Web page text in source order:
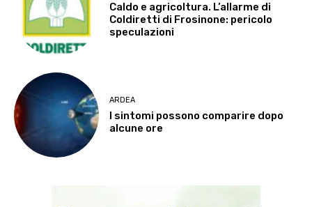
Caldo e agricoltura. L’allarme di
Coldiretti di Frosinone: pericolo
speculazioni
ARDEA
I sintomi possono comparire dopo
alcune ore